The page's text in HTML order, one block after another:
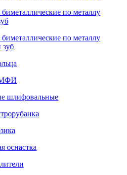
по металлу
по металлу
МФИ
шлифовальные
оснастка